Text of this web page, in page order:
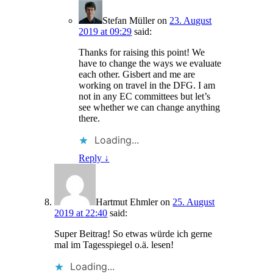
Stefan Mülleron 23. August
2019 at 09:29 said:
Thanks for raising this point! We
have to change the ways we evaluate
each other. Gisbert and me are
working on travel in the DFG. I am
not in any EC committees but let’s
see whether we can change anything
there.
Loading...
Reply ↓
Hartmut Ehmleron 25. August
2019 at 22:40 said:
Super Beitrag! So etwas würde ich gerne
mal im Tagesspiegel o.ä. lesen!
Loading...